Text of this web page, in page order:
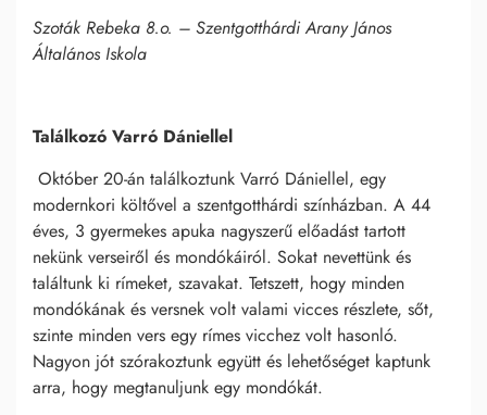
Szoták Rebeka 8.o. – Szentgotthárdi Arany János
Általános Iskola
Találkozó Varró Dániellel
Október 20-án találkoztunk Varró Dániellel, egy
modernkori költővel a szentgotthárdi színházban. A 44
éves, 3 gyermekes apuka nagyszerű előadást tartott
nekünk verseiről és mondókáiról. Sokat nevettünk és
találtunk ki rímeket, szavakat. Tetszett, hogy minden
mondókának és versnek volt valami vicces részlete, sőt,
szinte minden vers egy rímes vicchez volt hasonló.
Nagyon jót szórakoztunk együtt és lehetőséget kaptunk
arra, hogy megtanuljunk egy mondókát.